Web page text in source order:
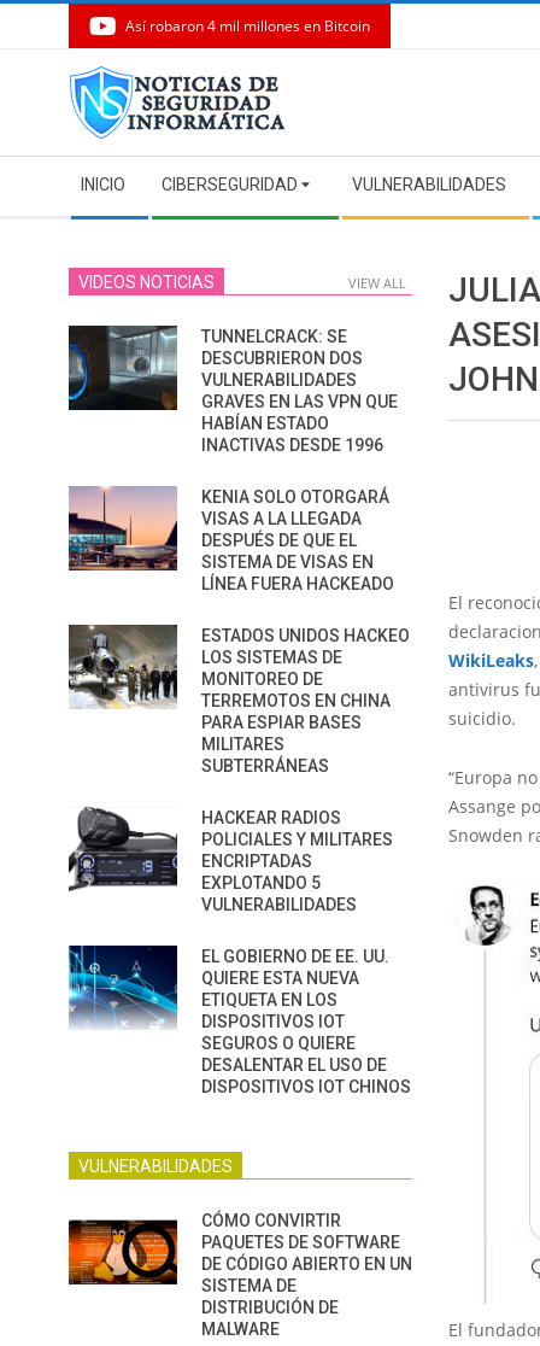
Así robaron 4 mil millones en Bitcoin
Navigation
Menu
INICIO CIBERSEGURIDAD VULNERABILIDADES
El
WikiLeaks
antivirus
suicidio.
“Europa
Assange
Snowden
El
VIDEOS NOTICIAS VIEW ALL
TUNNELCRACK: SE
DESCUBRIERON DOS
VULNERABILIDADES
GRAVES EN LAS VPN QUE
HABÍAN ESTADO
INACTIVAS DESDE 1996
KENIA SOLO OTORGARÁ
VISAS A LA LLEGADA
DESPUÉS DE QUE EL
SISTEMA DE VISAS EN
LÍNEA FUERA HACKEADO
ESTADOS UNIDOS HACKEO
LOS SISTEMAS DE
MONITOREO DE
TERREMOTOS EN CHINA
PARA ESPIAR BASES
MILITARES
SUBTERRÁNEAS
HACKEAR RADIOS
POLICIALES Y MILITARES
ENCRIPTADAS
EXPLOTANDO 5
VULNERABILIDADES
EL GOBIERNO DE EE. UU.
QUIERE ESTA NUEVA
ETIQUETA EN LOS
DISPOSITIVOS IOT
SEGUROS O QUIERE
DESALENTAR EL USO DE
DISPOSITIVOS IOT CHINOS
VULNERABILIDADES
CÓMO CONVIRTIR
PAQUETES DE SOFTWARE
DE CÓDIGO ABIERTO EN UN
SISTEMA DE
DISTRIBUCIÓN DE
MALWARE